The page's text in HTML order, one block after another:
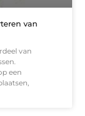
van
van
een